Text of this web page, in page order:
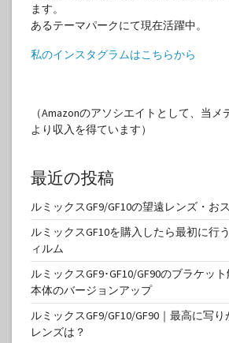
ます。
あるテーマパークにて現在活躍中。
私のインスタグラムはこちらから
（Amazonのアソシエイトとして、当
より収入を得ています）
最近の投稿
ルミックスGF9/GF10の望遠レンズ・お
ルミックスGF10を購入したら最初に行
ィルム
ルミックスGF9･GF10/GF90のブラケッ
本体のバージョンアップ
ルミックスGF9/GF10/GF90｜最高に写
レンズは？